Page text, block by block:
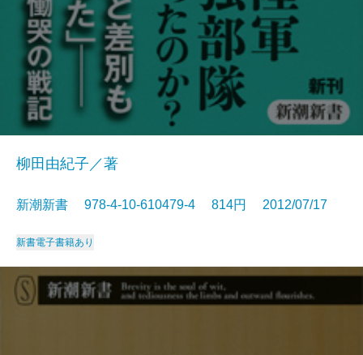
柳田由紀子／著
新潮新書 978-4-10-610479-4 814円 2012/07/17
新書電子書籍あり